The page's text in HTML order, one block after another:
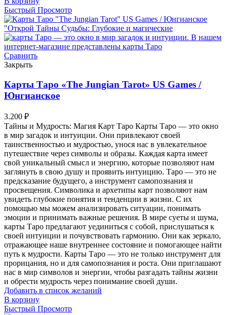
Быстрый Просмотр
Сравнить
Закрыть
Карты Таро «The Jungian Tarot» US Games /
Юнгианское
3.200 ₽
Тайны и Мудрость: Магия Карт Таро Карты Таро — это окно
в мир загадок и интуиции. Они привлекают своей
таинственностью и мудростью, унося нас в увлекательное
путешествие через символы и образы. Каждая карта имеет
свой уникальный смысл и энергию, которые позволяют нам
заглянуть в свою душу и проявить интуицию. Таро — это не
предсказание будущего, а инструмент самопознания и
просвещения. Символика и архетипы карт позволяют нам
увидеть глубокие понятия и тенденции в жизни. С их
помощью мы можем анализировать ситуации, понимать
эмоции и принимать важные решения. В мире суеты и шума,
карты Таро предлагают уединиться с собой, прислушаться к
своей интуиции и почувствовать гармонию. Они как зеркало,
отражающее наше внутреннее состояние и помогающее найти
путь к мудрости. Карты Таро — это не только инструмент для
прорицания, но и для самопознания и роста. Они приглашают
нас в мир символов и энергии, чтобы разгадать тайны жизни
и обрести мудрость через понимание своей души.
Добавить в список желаний
В корзину
Быстрый Просмотр